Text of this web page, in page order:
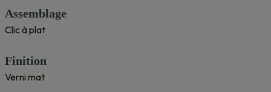
Assemblage
Clic à plat
Finition
Verni mat